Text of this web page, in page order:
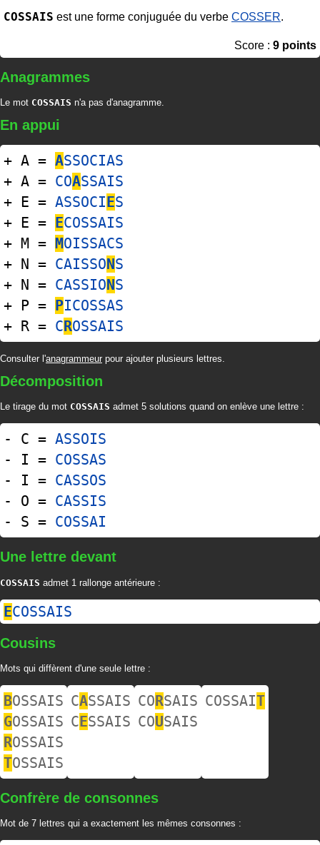
COSSAIS est une forme conjuguée du verbe COSSER.
Score : 9 points
Anagrammes
Le mot COSSAIS n'a pas d'anagramme.
En appui
+ A = ASSOCIAS
+ A = COASSAIS
+ E = ASSOCIES
+ E = ECOSSAIS
+ M = MOISSACS
+ N = CAISSONS
+ N = CASSIONS
+ P = PICOSSAS
+ R = CROSSAIS
Consulter l'anagrammeur pour ajouter plusieurs lettres.
Décomposition
Le tirage du mot COSSAIS admet 5 solutions quand on enlève une lettre :
- C = ASSOIS
- I = COSSAS
- I = CASSOS
- O = CASSIS
- S = COSSAI
Une lettre devant
COSSAIS admet 1 rallonge antérieure :
ECOSSAIS
Cousins
Mots qui diffèrent d'une seule lettre :
BOSSAIS
GOSSAIS
ROSSAIS
TOSSAIS
CASSAIS
CESSAIS
CORSAIS
COUSAIS
COSSAIT
Confrère de consonnes
Mot de 7 lettres qui a exactement les mêmes consonnes :